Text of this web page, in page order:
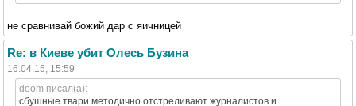
не сравнивай божий дар с яичницей
Re: в Киеве убит Олесь Бузина
16.04.15, 15:59
doom писал(а):
сбушные твари методично отстреливают журналистов и